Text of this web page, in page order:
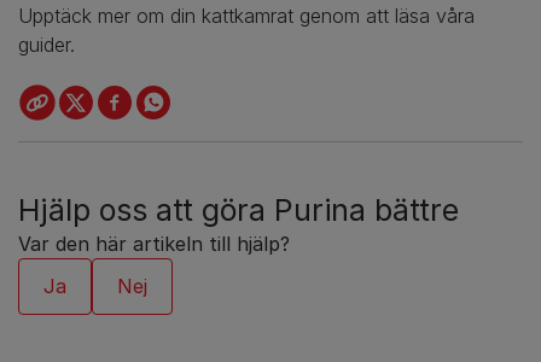
Upptäck mer om din kattkamrat genom att läsa våra
guider.
Hjälp oss att göra Purina bättre
Var den här artikeln till hjälp?